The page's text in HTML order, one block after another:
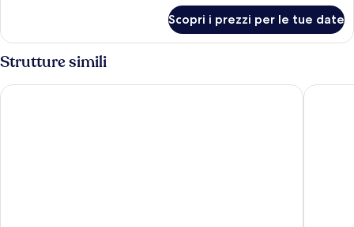
Economy
Scopri i prezzi per le tue date
Strutture simili
Hotel Bellevue Sure